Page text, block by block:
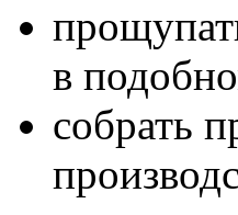
в
собрать